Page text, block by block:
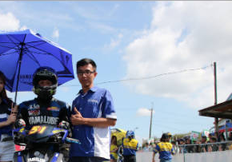
Sport
Heritage
MT-
09
Y-
MT-
09
550+
XSR
700
550+
FashionAdventureFamily
XR
Limi
125
BW'S
125
AXIS
Z /
Zii
kw
瀏覽紀錄